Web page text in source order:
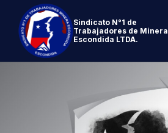
Sindicato N°1 de
Trabajadores de Minera
Escondida LTDA.